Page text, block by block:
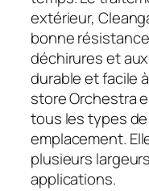
extérieur,
bonne
déchirures et
durable et facile
store Orchestra
tous les types
emplacement.
plusieurs
applications.